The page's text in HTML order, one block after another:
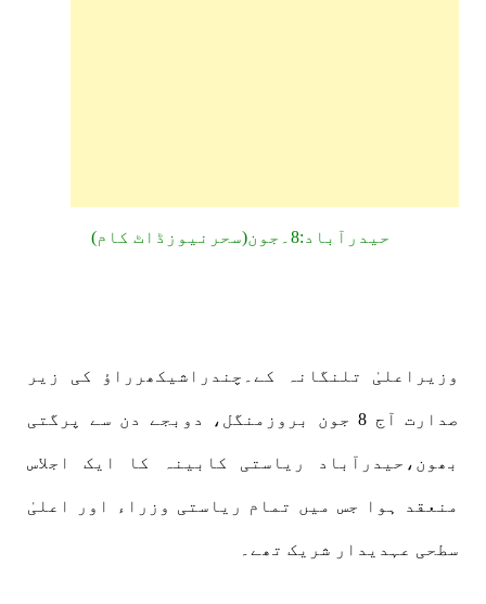
حیدرآباد:8۔جون(سحرنیوزڈاٹ کام)
وزیراعلیٰ تلنگانہ کے۔چندراشیکھرراؤ کی زیر
صدارت آج 8 جون بروزمنگل، دوبجے دن سے پرگتی
بھون،حیدرآباد ریاستی کابینہ کا ایک اجلاس
منعقد ہوا جس میں تمام ریاستی وزراء اور اعلیٰ
سطحی عہدیدار شریک تھے۔